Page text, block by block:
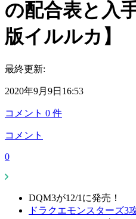
の配合表と入
版イルルカ】
最終更新:
2020年9月9日16:53
コメント 0 件
コメント
0
DQM3が12/1に発売！
ドラクエモンスターズ3